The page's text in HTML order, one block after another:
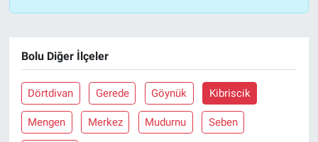
Bolu Diğer İlçeler
Dörtdivan Gerede Göynük Kibriscik
Mengen Merkez Mudurnu Seben